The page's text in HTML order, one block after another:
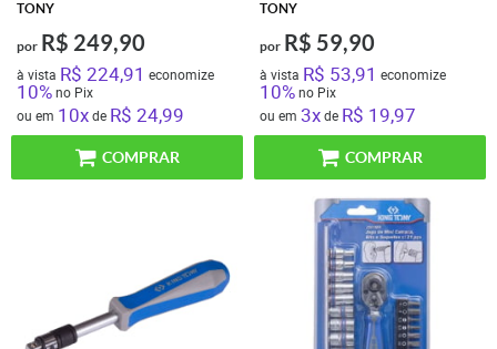
TONY
por R$ 249,90
à vista R$ 224,91 economize
10%no Pix
ou em 10xde R$ 24,99
COMPRAR
TONY
por R$ 59,90
à vista R$ 53,91 economize
10%no Pix
ou em 3xde R$ 19,97
COMPRAR